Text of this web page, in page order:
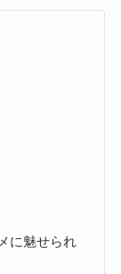
に魅せられ